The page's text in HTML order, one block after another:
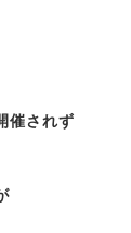
催されず